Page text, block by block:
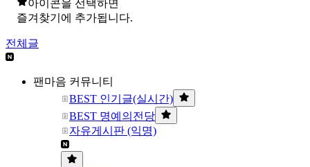
아이콘을 선택하면
즐겨찾기에 추가됩니다.
전체글
팬마음 커뮤니티
BEST 인기글(실시간)
BEST 명예의전당
자유게시판 (익명)